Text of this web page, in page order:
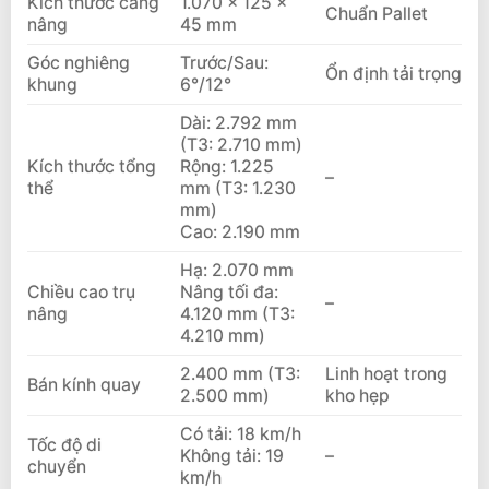
nâng
45 mm
Chuẩn Pallet
Góc nghiêng
khung
Trước/Sau:
6°/12°
Ổn định tải trọng
Kích thước tổng
thể
Dài: 2.792 mm
(T3: 2.710 mm)
Rộng: 1.225
mm (T3: 1.230
mm)
Cao: 2.190 mm
–
Chiều cao trụ
nâng
Hạ: 2.070 mm
Nâng tối đa:
4.120 mm (T3:
4.210 mm)
–
Bán kính quay
2.400 mm (T3:
2.500 mm)
Linh hoạt trong
kho hẹp
Tốc độ di
chuyển
Có tải: 18 km/h
Không tải: 19
km/h
–